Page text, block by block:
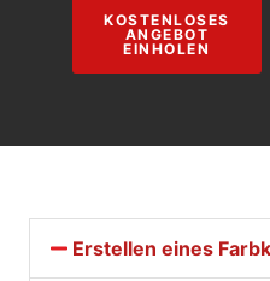
KOSTENLOSES
ANGEBOT
EINHOLEN
Erstellen eines